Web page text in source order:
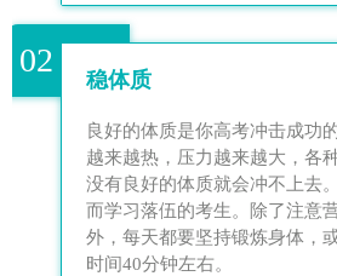
02
稳体质
良好的体质是你高考冲击成功
越来越热，压力越来越大，各
没有良好的体质就会冲不上去
而学习落伍的考生。除了注意
外，每天都要坚持锻炼身体，
时间40分钟左右。